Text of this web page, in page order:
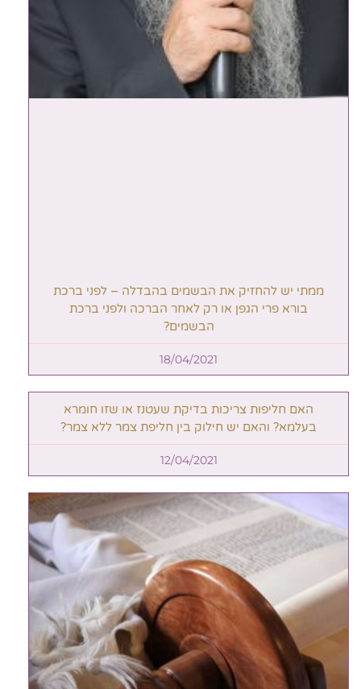
ממתי יש להחזיק את הבשמים בהבדלה – לפני ברכת
בורא פרי הגפן או רק לאחר הברכה ולפני ברכת
הבשמים?
18/04/2021
האם חליפות צריכות בדיקת שעטנז או שזו חומרא
בעלמא? והאם יש חילוק בין חליפת צמר ללא צמר?
12/04/2021